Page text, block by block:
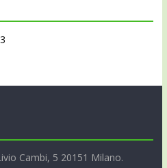
Cambi, 5 20151 Milano.